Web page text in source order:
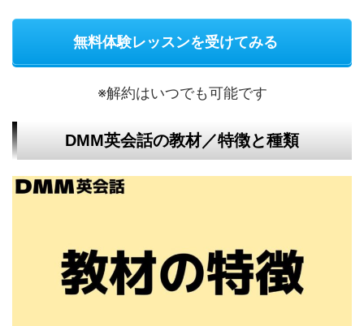
無料体験レッスンを受けてみる
※解約はいつでも可能です
DMM英会話の教材／特徴と種類